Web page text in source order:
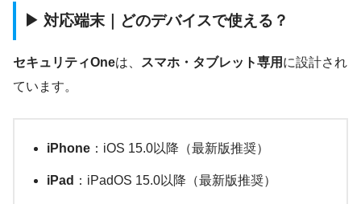
▶ 対応端末｜どのデバイスで使える？
セキュリティOneは、 スマホ・タブレット専用 に設計され
ています。
iPhone ：iOS 15.0以降（最新版推奨）
iPad ：iPadOS 15.0以降（最新版推奨）